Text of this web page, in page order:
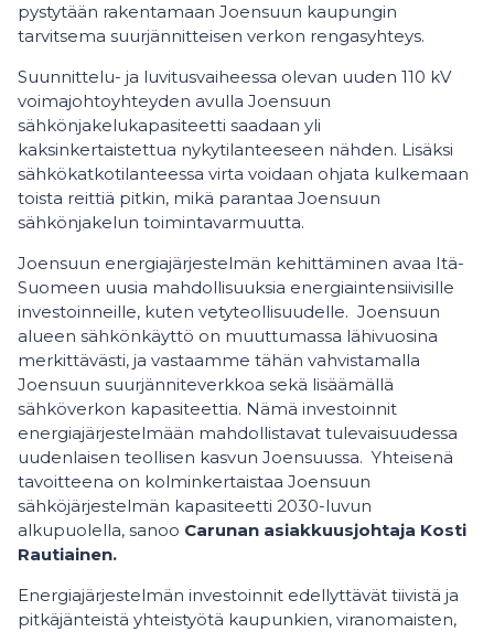
pystytään rakentamaan Joensuun kaupungin
tarvitsema suurjännitteisen verkon rengasyhteys.
Suunnittelu- ja luvitusvaiheessa olevan uuden 110 kV
voimajohtoyhteyden avulla Joensuun
sähkönjakelukapasiteetti saadaan yli
kaksinkertaistettua nykytilanteeseen nähden. Lisäksi
sähkökatkotilanteessa virta voidaan ohjata kulkemaan
toista reittiä pitkin, mikä parantaa Joensuun
sähkönjakelun toimintavarmuutta.
Joensuun energiajärjestelmän kehittäminen avaa Itä-
Suomeen uusia mahdollisuuksia energiaintensiivisille
investoinneille, kuten vetyteollisuudelle. Joensuun
alueen sähkönkäyttö on muuttumassa lähivuosina
merkittävästi, ja vastaamme tähän vahvistamalla
Joensuun suurjänniteverkkoa sekä lisäämällä
sähköverkon kapasiteettia. Nämä investoinnit
energiajärjestelmään mahdollistavat tulevaisuudessa
uudenlaisen teollisen kasvun Joensuussa. Yhteisenä
tavoitteena on kolminkertaistaa Joensuun
sähköjärjestelmän kapasiteetti 2030-luvun
alkupuolella, sanoo Carunan asiakkuusjohtaja Kosti
Rautiainen.
Energiajärjestelmän investoinnit​ edellyttävät tiivistä ja
pitkäjänteistä yhteistyötä​ kaupunkien, viranomaisten,​